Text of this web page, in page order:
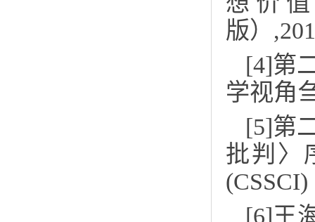
版）
[4]第
学视角
[5]第
批判〉
(CSSCI)
[6]王